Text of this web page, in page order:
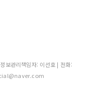
보관리책임자: 이선호 | 전화: